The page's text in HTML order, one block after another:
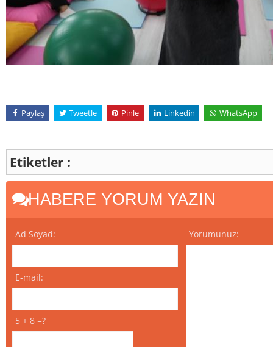
Paylaş Tweetle Pinle Linkedin WhatsApp
Etiketler :
HABERE YORUM YAZIN
Ad Soyad:
E-mail:
5 + 8 =?
Yorumunuz: